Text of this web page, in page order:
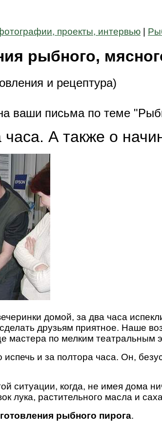
проекты, интервью
рыбного,
и рецептура)
ваши письма по теме
А также о
домой, за два часа
друзьям приятное. Наше
мастера по мелким театральным
и за полтора часа. Он,
ситуации, когда, не имея дома
лука, растительного масла и
рыбного пирога.